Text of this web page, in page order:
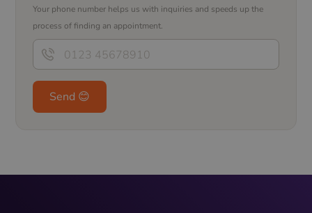
Your phone number helps us with inquiries and speeds up the
process of finding an appointment.